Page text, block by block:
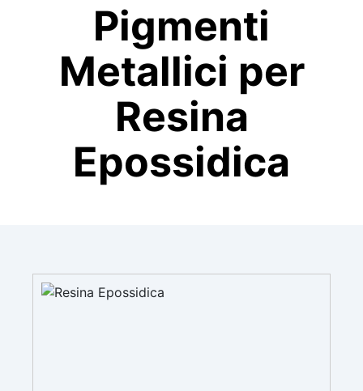
Pigmenti
Metallici per
Resina
Epossidica